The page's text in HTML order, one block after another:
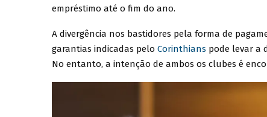
empréstimo até o fim do ano.
A divergência nos bastidores pela forma de
garantias indicadas pelo Corinthians pode levar a
No entanto, a intenção de ambos os clubes é